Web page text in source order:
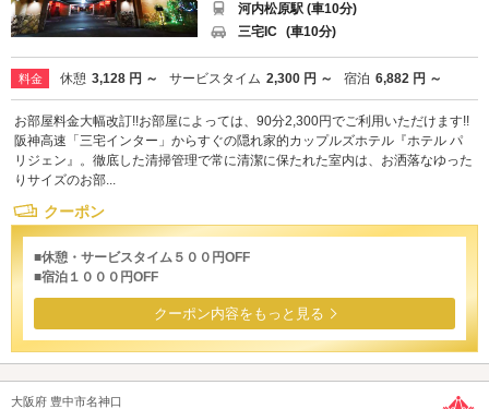
河内松原駅 (車10分)
三宅IC (車10分)
料金 休憩 3,128 円 ～ サービスタイム 2,300 円 ～ 宿泊 6,882 円 ～
お部屋料金大幅改訂!!お部屋によっては、90分2,300円でご利用いただけます!!
阪神高速「三宅インター」からすぐの隠れ家的カップルズホテル『ホテル パ
リジェン』。徹底した清掃管理で常に清潔に保たれた室内は、お洒落なゆった
りサイズのお部...
クーポン
■休憩・サービスタイム５００円OFF
■宿泊１０００円OFF
クーポン内容をもっと見る
大阪府 豊中市名神口